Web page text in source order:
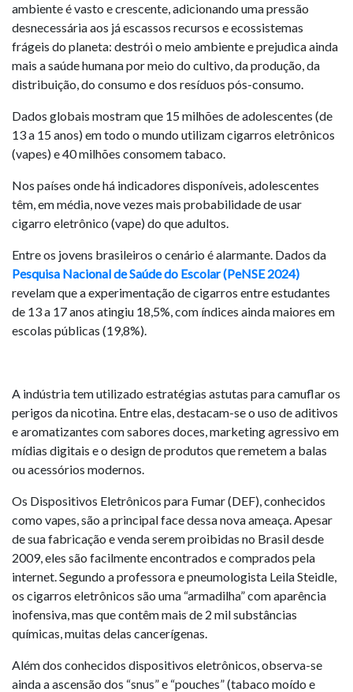
ambiente é vasto e crescente, adicionando uma pressão
desnecessária aos já escassos recursos e ecossistemas
frágeis do planeta: destrói o meio ambiente e prejudica ainda
mais a saúde humana por meio do cultivo, da produção, da
distribuição, do consumo e dos resíduos pós-consumo.
Dados globais mostram que 15 milhões de adolescentes (de
13 a 15 anos) em todo o mundo utilizam cigarros eletrônicos
(vapes) e 40 milhões consomem tabaco.
Nos países onde há indicadores disponíveis, adolescentes
têm, em média, nove vezes mais probabilidade de usar
cigarro eletrônico (vape) do que adultos.
Entre os jovens brasileiros o cenário é alarmante. Dados da
Pesquisa Nacional de Saúde do Escolar (PeNSE 2024)
revelam que a experimentação de cigarros entre estudantes
de 13 a 17 anos atingiu 18,5%, com índices ainda maiores em
escolas públicas (19,8%).
A indústria tem utilizado estratégias astutas para camuflar os
perigos da nicotina. Entre elas, destacam-se o uso de aditivos
e aromatizantes com sabores doces, marketing agressivo em
mídias digitais e o design de produtos que remetem a balas
ou acessórios modernos.
Os Dispositivos Eletrônicos para Fumar (DEF), conhecidos
como vapes, são a principal face dessa nova ameaça. Apesar
de sua fabricação e venda serem proibidas no Brasil desde
2009, eles são facilmente encontrados e comprados pela
internet. Segundo a professora e pneumologista Leila Steidle,
os cigarros eletrônicos são uma “armadilha” com aparência
inofensiva, mas que contêm mais de 2 mil substâncias
químicas, muitas delas cancerígenas.
Além dos conhecidos dispositivos eletrônicos, observa-se
ainda a ascensão dos “snus” e “pouches” (tabaco moído e